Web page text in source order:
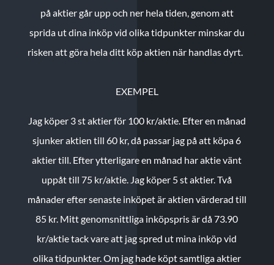
på aktier går upp och ner hela tiden, genom att
sprida ut dina inköp vid olika tidpunkter minskar du
risken att göra hela ditt köp aktien när handlas dyrt.
EXEMPEL
Jag köper 3 st aktier för 100 kr/aktie. Efter en månad
sjunker aktien till 60 kr, då passar jag på att köpa 6
aktier till. Efter ytterligare en månad har aktie vänt
uppåt till 75 kr/aktie. Jag köper 5 st aktier.Två
månader efter senaste inköpet är aktien värderad till
85 kr. Mitt genomsnittliga inköpspris är då 73.90
kr/aktie tack vare att jag spred ut mina inköp vid
olika tidpunkter. Om jag hade köpt samtliga aktier